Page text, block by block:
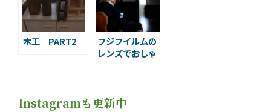
木工 PART2
フジフイルムの
レンズでおしゃ
Instagramも更新中